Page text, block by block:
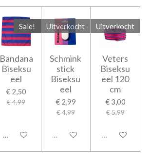
Sale!
Bandana
Biseksu
eel
€ 2,50
€ 4,99
In winkelwagen
Uitverkocht
Schmink
stick
Biseksu
eel
€ 2,99
€ 4,99
Uitverkocht
Uitverkocht
Veters
Biseksu
eel 120
cm
€ 3,00
€ 5,99
Uitverkocht